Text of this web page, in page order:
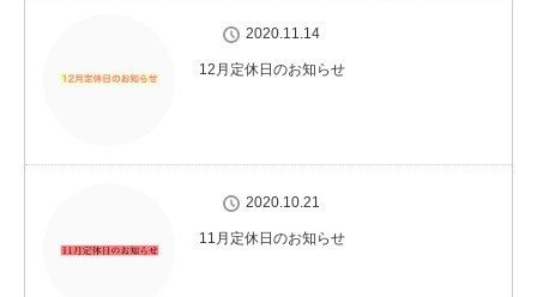
2020.11.14
12月定休日のお知らせ
2020.10.21
11月定休日のお知らせ